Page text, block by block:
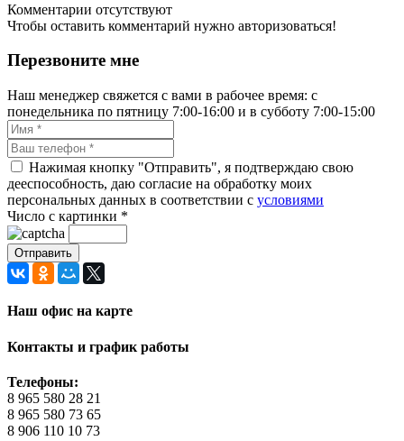
Комментарии отсутствуют
Чтобы оставить комментарий нужно авторизоваться!
Перезвоните мне
Наш менеджер свяжется с вами в рабочее время: с
понедельника по пятницу 7:00-16:00 и в субботу 7:00-15:00
Нажимая кнопку "Отправить", я подтверждаю свою
дееспособность, даю согласие на обработку моих
персональных данных в соответствии с условиями
Число с картинки *
Наш офис на карте
Контакты и график работы
Телефоны:
8 965 580 28 21
8 965 580 73 65
8 906 110 10 73